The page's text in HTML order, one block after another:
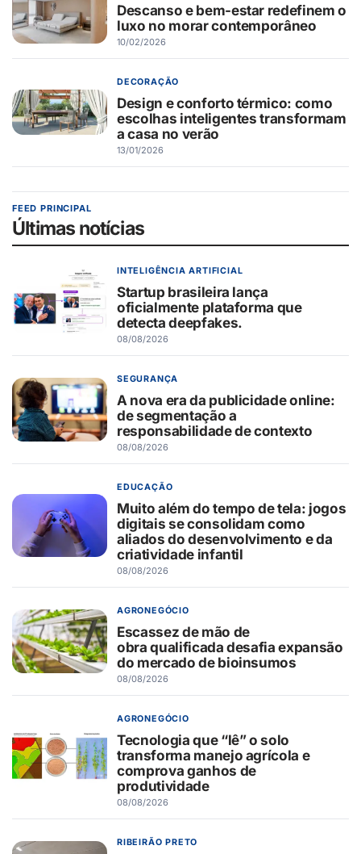
Descanso e bem-estar redefinem o
luxo no morar contemporâneo
10/02/2026
DECORAÇÃO
Design e conforto térmico: como
escolhas inteligentes transformam
a casa no verão
13/01/2026
FEED PRINCIPAL
Últimas notícias
INTELIGÊNCIA ARTIFICIAL
Startup brasileira lança
oficialmente plataforma que
detecta deepfakes.
08/08/2026
SEGURANÇA
A nova era da publicidade online:
de segmentação a
responsabilidade de contexto
08/08/2026
EDUCAÇÃO
Muito além do tempo de tela: jogos
digitais se consolidam como
aliados do desenvolvimento e da
criatividade infantil
08/08/2026
AGRONEGÓCIO
Escassez de mão de
obra qualificada desafia expansão
do mercado de bioinsumos
08/08/2026
AGRONEGÓCIO
Tecnologia que “lê” o solo
transforma manejo agrícola e
comprova ganhos de
produtividade
08/08/2026
RIBEIRÃO PRETO